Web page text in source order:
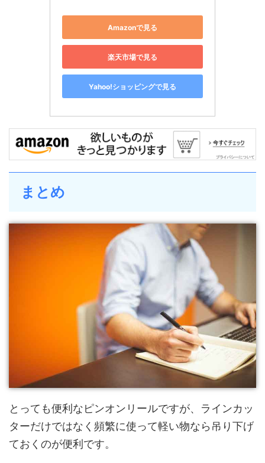
Amazonで見る
楽天市場で見る
Yahoo!ショッピングで見る
まとめ
とっても便利なピンオンリールですが、ラインカッ
ターだけではなく頻繁に使って軽い物なら吊り下げ
ておくのが便利です。